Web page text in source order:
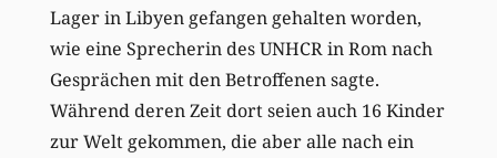
Lager in Libyen gefangen gehalten worden,
wie eine Sprecherin des UNHCR in Rom nach
Gesprächen mit den Betroffenen sagte.
Während deren Zeit dort seien auch 16 Kinder
zur Welt gekommen, die aber alle nach ein